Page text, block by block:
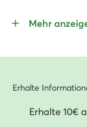
Mehr
Erhalte
Erhalte 10€